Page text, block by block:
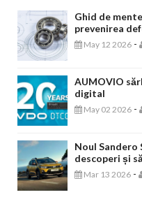
Ghid de
prevenirea
May 12 2026 -
AUMOVIO
digital
May 02 2026 -
Noul Sandero
descoperi și
Mar 13 2026 -